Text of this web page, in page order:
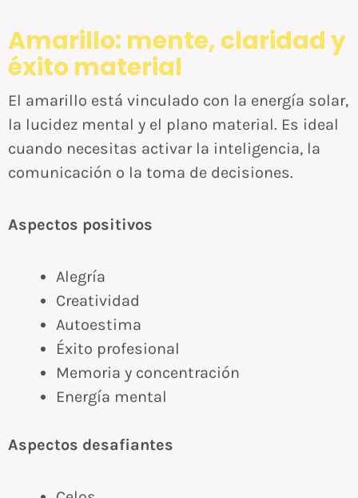
Amarillo: mente, claridad y
éxito material
El amarillo está vinculado con la energía solar,
la lucidez mental y el plano material. Es ideal
cuando necesitas activar la inteligencia, la
comunicación o la toma de decisiones.
Aspectos positivos
Alegría
Creatividad
Autoestima
Éxito profesional
Memoria y concentración
Energía mental
Aspectos desafiantes